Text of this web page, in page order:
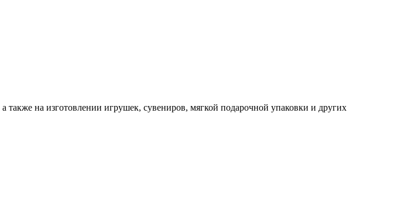
на изготовлении игрушек, сувениров, мягкой подарочной упаковки и других